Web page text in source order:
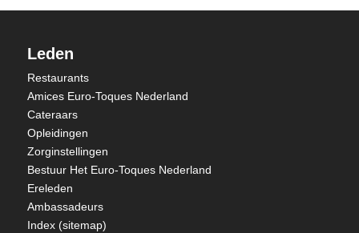
Leden
Restaurants
Amices Euro-Toques Nederland
Cateraars
Opleidingen
Zorginstellingen
Bestuur Het Euro-Toques Nederland
Ereleden
Ambassadeurs
Index (sitemap)